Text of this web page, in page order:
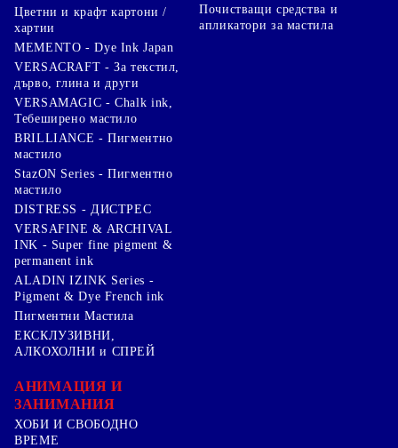
Цветни и крафт картони /
хартии
Почистващи средства и
апликатори за мастила
MEMENTO - Dye Ink Japan
VERSACRAFT - За текстил,
дърво, глина и други
VERSAMAGIC - Chalk ink,
Тебеширено мастило
BRILLIANCE - Пигментно
мастило
StazON Series - Пигментно
мастило
DISTRESS - ДИСТРЕС
VERSAFINE & ARCHIVAL
INK - Super fine pigment &
permanent ink
ALADIN IZINK Series -
Pigment & Dye French ink
Пигментни Мастила
ЕКСКЛУЗИВНИ,
АЛКОХОЛНИ и СПРЕЙ
АНИМАЦИЯ И
ЗАНИМАНИЯ
ХОБИ И СВОБОДНО
ВРЕМЕ